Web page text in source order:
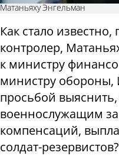
Матаньяху Энгельман
Как стало
контролер,
к министру
министру обороны,
просьбой
военнослужащим
компенсаций,
солдат-резервистов?